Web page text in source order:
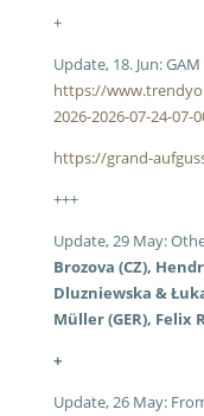
+
Update, 18. Jun:
https://
2026-2026-07-24-07-
https://grand-
+++
Update, 29 May:
Brozova (CZ),
Dluzniewska &
Müller (GER), Felix
+
Update, 26 May: